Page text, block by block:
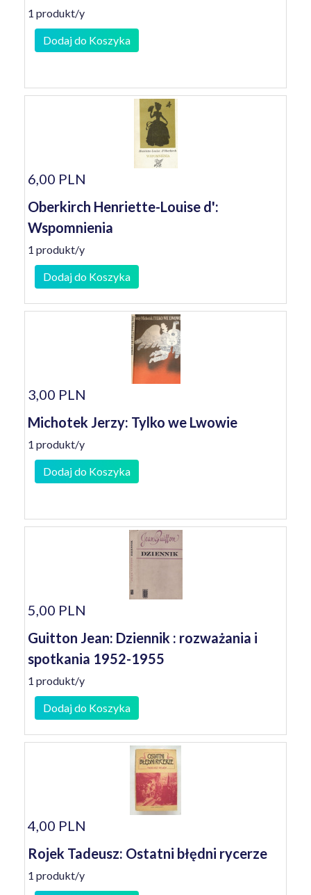
1 produkt/y
Dodaj do Koszyka
6,00 PLN
Oberkirch Henriette-Louise d':
Wspomnienia
1 produkt/y
Dodaj do Koszyka
3,00 PLN
Michotek Jerzy: Tylko we Lwowie
1 produkt/y
Dodaj do Koszyka
5,00 PLN
Guitton Jean: Dziennik : rozważania i
spotkania 1952-1955
1 produkt/y
Dodaj do Koszyka
4,00 PLN
Rojek Tadeusz: Ostatni błędni rycerze
1 produkt/y